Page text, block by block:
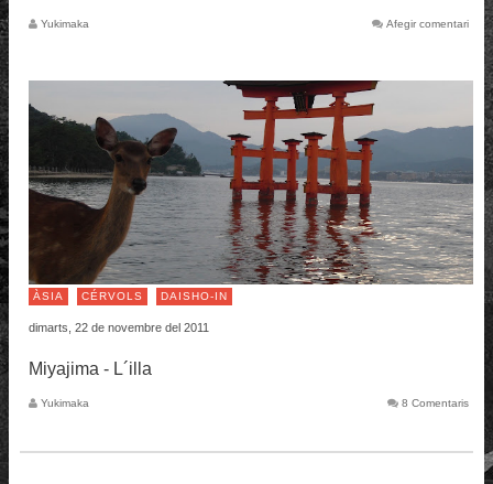
Yukimaka Afegir comentari
ÀSIA CÉRVOLS DAISHO-IN
dimarts, 22 de novembre del 2011
Miyajima - L´illa
Yukimaka 8 Comentaris